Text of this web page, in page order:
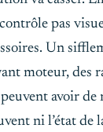
pas
Un
moteur, des
avoir de
ni l’état de